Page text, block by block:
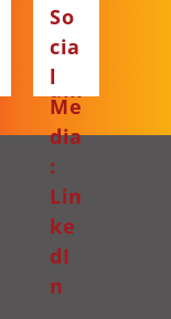
ta
gr
am
So
cia
l
Me
dia
:
Lin
ke
dI
n